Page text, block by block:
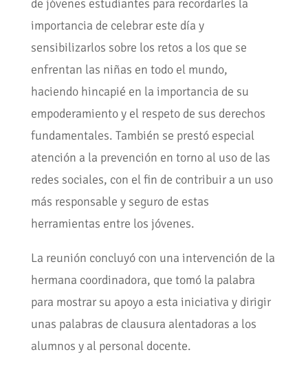
de jóvenes estudiantes para recordarles la
importancia de celebrar este día y
sensibilizarlos sobre los retos a los que se
enfrentan las niñas en todo el mundo,
haciendo hincapié en la importancia de su
empoderamiento y el respeto de sus derechos
fundamentales. También se prestó especial
atención a la prevención en torno al uso de las
redes sociales, con el fin de contribuir a un uso
más responsable y seguro de estas
herramientas entre los jóvenes.
La reunión concluyó con una intervención de la
hermana coordinadora, que tomó la palabra
para mostrar su apoyo a esta iniciativa y dirigir
unas palabras de clausura alentadoras a los
alumnos y al personal docente.